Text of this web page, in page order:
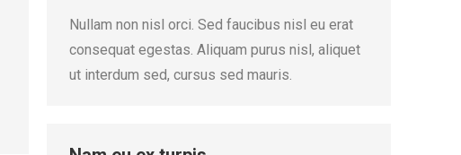
Nullam non nisl orci. Sed faucibus nisl eu erat
consequat egestas. Aliquam purus nisl, aliquet
ut interdum sed, cursus sed mauris.